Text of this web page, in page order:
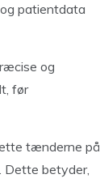
patientdata
og
før
tænderne på
Dette betyder,